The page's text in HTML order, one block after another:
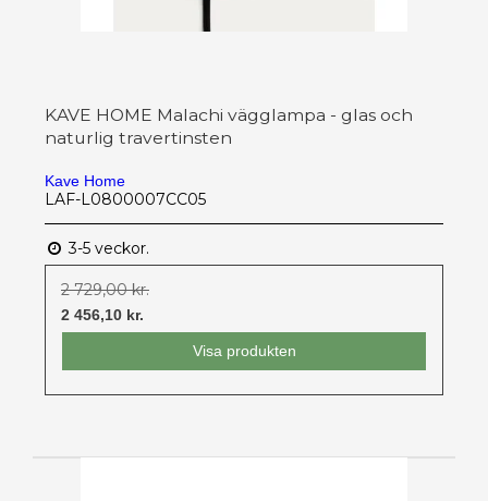
KAVE HOME Malachi vägglampa - glas och
naturlig travertinsten
Kave Home
LAF-L0800007CC05
3-5 veckor.
2 729,00 kr.
2 456,10 kr.
Visa produkten